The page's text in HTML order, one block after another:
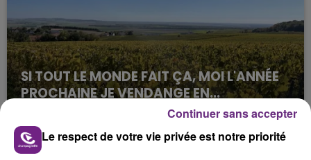
SI TOUT LE MONDE FAIT ÇA, MOI L'ANNÉE
PROCHAINE JE VENDANGE EN...
La vendange en Champagne a débuté ce jeudi 6
août dans la commune de Montgueux (Aube). Du
jamais vu !
Le respect de votre vie privée est notre priorité
Continuer sans accepter